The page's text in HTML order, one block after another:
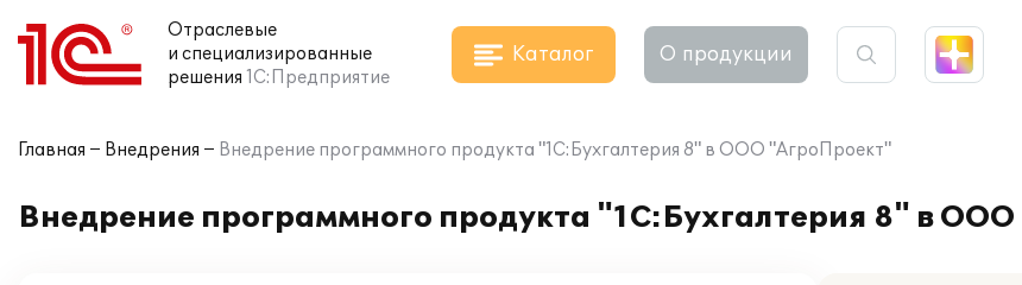
Отраслевые
и специализированные
решения 1С:Предприятие
Каталог О продукции
Главная Внедрения Внедрение программного продукта "1С:Бухгалтерия 8" в ООО "АгроПроект"
Внедрение программного продукта "1С:Бухгалтерия 8" в